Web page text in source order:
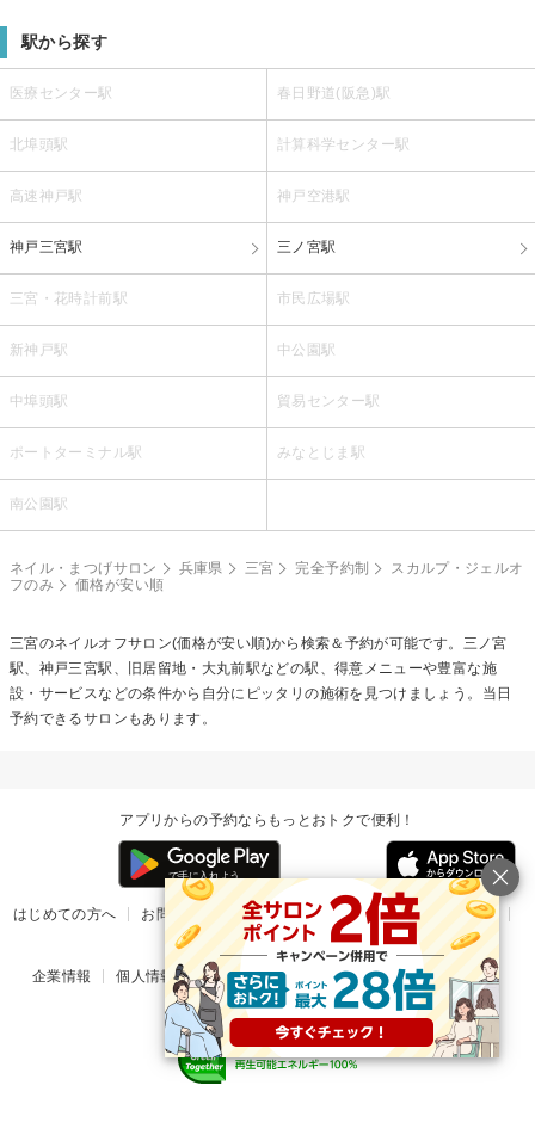
駅から探す
医療センター駅 春日野道(阪急)駅
北埠頭駅 計算科学センター駅
高速神戸駅 神戸空港駅
神戸三宮駅 三ノ宮駅
三宮・花時計前駅 市民広場駅
新神戸駅 中公園駅
中埠頭駅 貿易センター駅
ポートターミナル駅 みなとじま駅
南公園駅
ネイル・まつげサロン 兵庫県 三宮 完全予約制
スカルプ・ジェルオ
フのみ
価格が安い順
三宮のネイルオフサロン(価格が安い順)から検索＆予約が可能です。三ノ宮
駅、神戸三宮駅、旧居留地・大丸前駅などの駅、得意メニューや豊富な施
設・サービスなどの条件から自分にピッタリの施術を見つけましょう。当日
予約できるサロンもあります。
アプリからの予約ならもっとおトクで便利！
はじめての方へ お問い合わせ ヘルプ リリース情報
利用規約
掲載ご希望のサロン様
企業情報 個人情報保護方針 楽天のサービス一覧 アプリ一覧
© Rakuten Group, Inc.